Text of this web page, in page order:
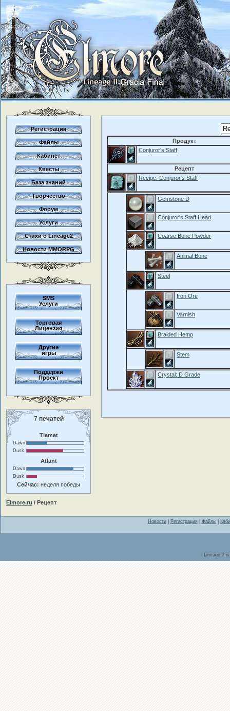
Регистрация
Файлы
Кабинет
Квесты
База знаний
Творчество
Форум
Услуги
Стихи о Lineage2
Новости MMORPG
SMS
Услуги
Торговая
Лицензия
Другие
игры
Поддержи
Проект
7 печатей
Tiamat
Dawn
Dusk
Atlant
Dawn
Dusk
Сейчас: неделя победы
Продукт
Conjuror's Staff
Рецепт
Recipe: Conjuror's Staff
Gemstone D
Conjuror's Staff Head
Coarse Bone Powder
Animal Bone
Steel
Iron Ore
Varnish
Braided Hemp
Stem
Crystal: D Grade
Elmore.ru / Рецепт
Новости| Регистрация| Файлы|
Lineage 2